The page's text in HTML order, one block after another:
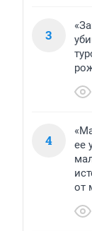
3
4
ее
от